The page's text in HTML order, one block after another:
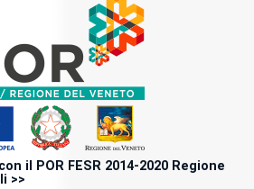
il POR FESR 2014-2020 Regione
>>